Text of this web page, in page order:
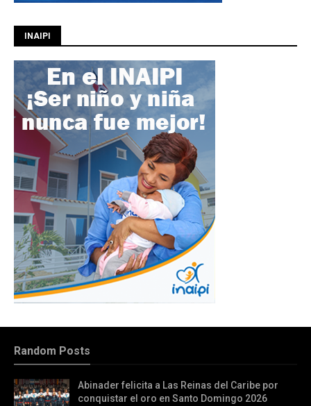
INAIPI
Random Posts
Abinader felicita a Las Reinas del Caribe por
conquistar el oro en Santo Domingo 2026